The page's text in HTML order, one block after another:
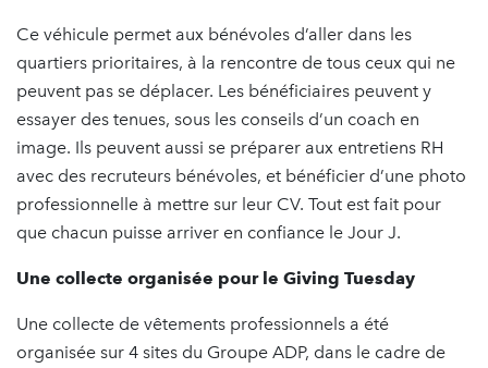
Ce véhicule permet aux bénévoles d’aller dans les
quartiers prioritaires, à la rencontre de tous ceux qui ne
peuvent pas se déplacer. Les bénéficiaires peuvent y
essayer des tenues, sous les conseils d’un coach en
image. Ils peuvent aussi se préparer aux entretiens RH
avec des recruteurs bénévoles, et bénéficier d’une photo
professionnelle à mettre sur leur CV. Tout est fait pour
que chacun puisse arriver en confiance le Jour J.
Une collecte organisée pour le Giving Tuesday
Une collecte de vêtements professionnels a été
organisée sur 4 sites du Groupe ADP, dans le cadre de